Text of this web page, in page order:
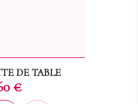
DE TABLE
€